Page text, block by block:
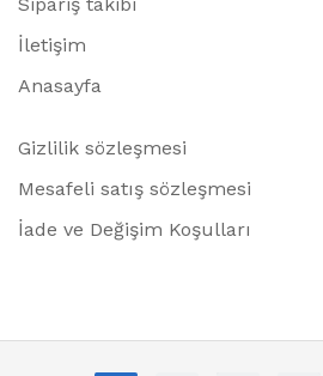
İletişim
Anasayfa
Gizlilik sözleşmesi
Mesafeli satış sözleşmesi
İade ve Değişim Koşulları